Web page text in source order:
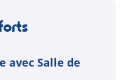
avec Salle de